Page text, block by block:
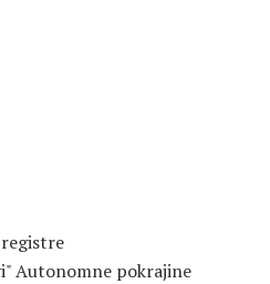
Autonomne pokrajine